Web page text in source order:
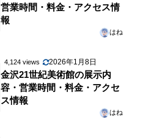
営業時間・料金・アクセス情
報
はね
4,124 views 2026年1月8日
金沢21世紀美術館の展示内
容・営業時間・料金・アクセ
ス情報
はね